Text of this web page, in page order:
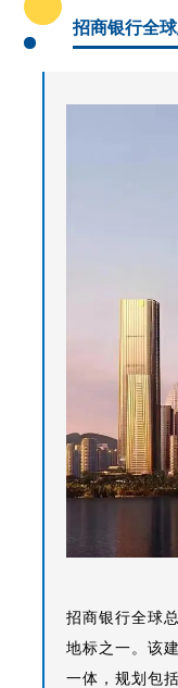
招商银行全
招商银行全球
地标之一。该
一体，规划包